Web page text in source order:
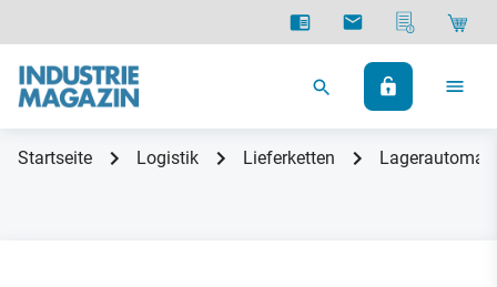
Startseite Logistik Lieferketten